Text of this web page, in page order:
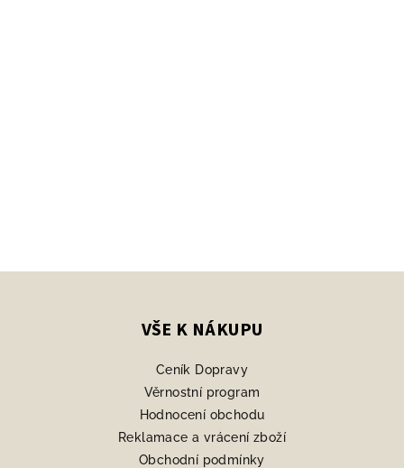
VŠE K NÁKUPU
Ceník Dopravy
Věrnostní program
Hodnocení obchodu
Reklamace a vrácení zboží
Obchodní podmínky